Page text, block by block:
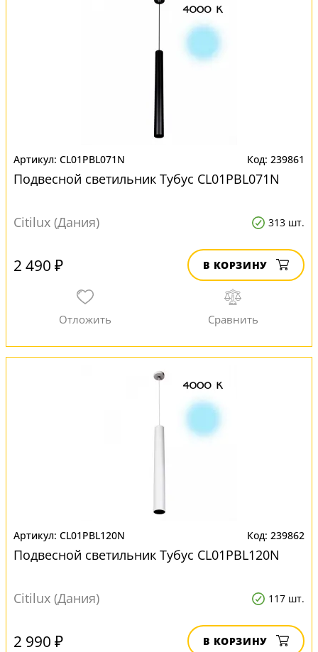
CL01PBL071N 239861
Подвесной светильник Тубус CL01PBL071N
Citilux (Дания) 313 шт.
2 490 ₽ В КОРЗИНУ
CL01PBL120N 239862
Подвесной светильник Тубус CL01PBL120N
Citilux (Дания) 117 шт.
2 990 ₽ В КОРЗИНУ